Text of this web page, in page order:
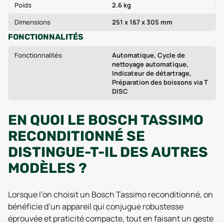
Poids
2.6 kg
Dimensions
251 x 167 x 305 mm
FONCTIONNALITÉS
Fonctionnalités
Automatique, Cycle de
nettoyage automatique,
Indicateur de détartrage,
Préparation des boissons via T
DISC
EN QUOI LE BOSCH TASSIMO
RECONDITIONNÉ SE
DISTINGUE-T-IL DES AUTRES
MODÈLES ?
Lorsque l’on choisit un Bosch Tassimo reconditionné, on
bénéficie d’un appareil qui conjugue robustesse
éprouvée et praticité compacte, tout en faisant un geste